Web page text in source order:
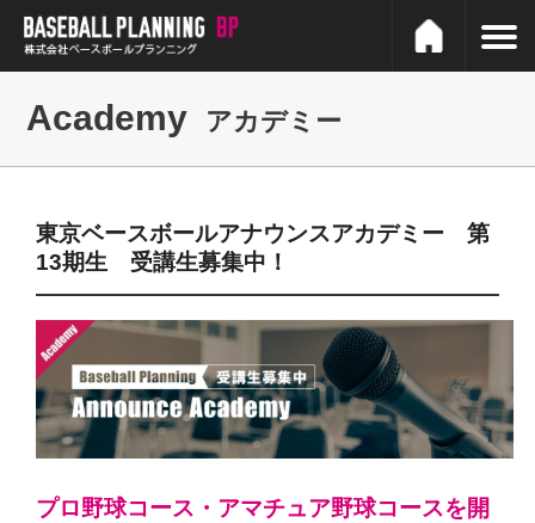
Academy アカデミー
東京ベースボールアナウンスアカデミー 第
13期生 受講生募集中！
プロ野球コース・アマチュア野球コースを開